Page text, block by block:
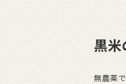
黒米
無農薬